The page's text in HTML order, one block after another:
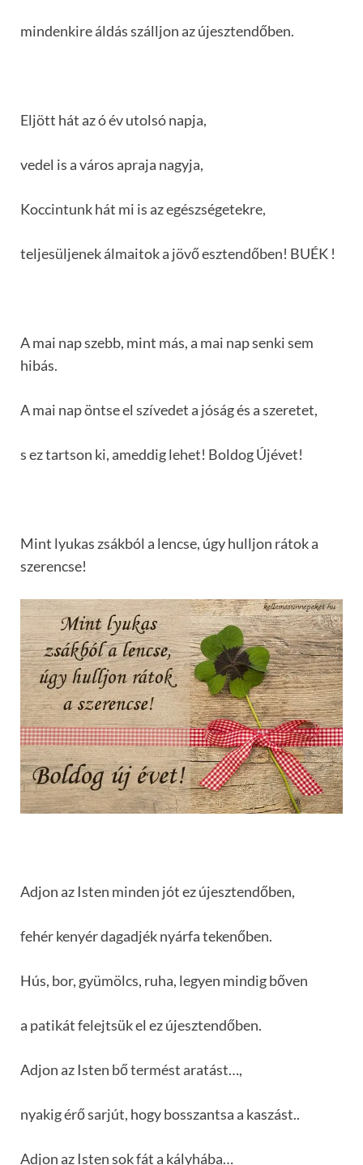
mindenkire áldás szálljon az újesztendőben.
Eljött hát az ó év utolsó napja,
vedel is a város apraja nagyja,
Koccintunk hát mi is az egészségetekre,
teljesüljenek álmaitok a jövő esztendőben! BUÉK !
A mai nap szebb, mint más, a mai nap senki sem
hibás.
A mai nap öntse el szívedet a jóság és a szeretet,
s ez tartson ki, ameddig lehet! Boldog Újévet!
Mint lyukas zsákból a lencse, úgy hulljon rátok a
szerencse!
Adjon az Isten minden jót ez újesztendőben,
fehér kenyér dagadjék nyárfa tekenőben.
Hús, bor, gyümölcs, ruha, legyen mindig bőven
a patikát felejtsük el ez újesztendőben.
Adjon az Isten bő termést aratást…,
nyakig érő sarjút, hogy bosszantsa a kaszást..
Adjon az Isten sok fát a kályhába…